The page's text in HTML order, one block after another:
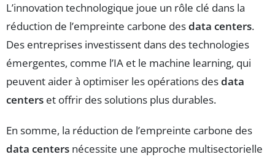
L’innovation technologique joue un rôle clé dans la
réduction de l’empreinte carbone desdata centers.
Des entreprises investissent dans des technologies
émergentes, comme l’IA et le machine learning, qui
peuvent aider à optimiser les opérations desdata
centers et offrir des solutions plus durables.
En somme, la réduction de l’empreinte carbone des
data centers nécessite une approche multisectorielle